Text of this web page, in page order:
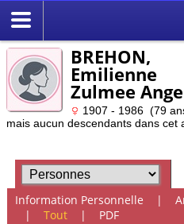
BREHON,
Emilienne
Zulmee
1907 - 1986 (79
mais aucun descendants dans cet
Information Personnelle |
| Tout| PDF